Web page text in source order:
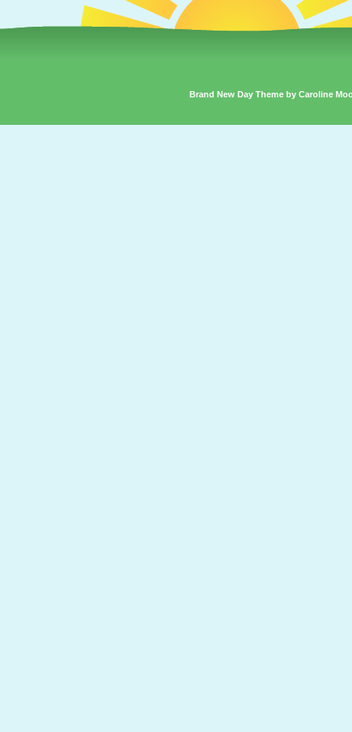
Brand New Day Theme by Caroline